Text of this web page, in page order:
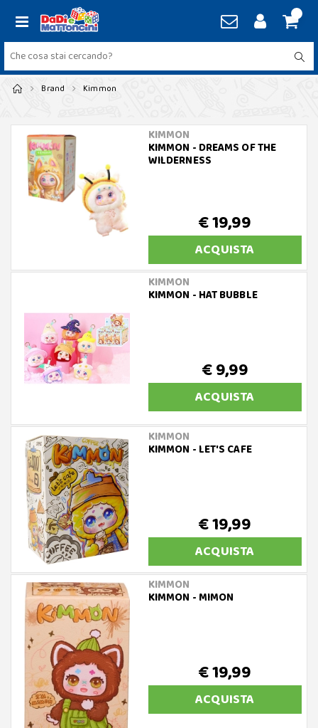
Brand Kimmon
KIMMON
KIMMON - DREAMS OF THE
WILDERNESS
€ 19,99
ACQUISTA
KIMMON
KIMMON - HAT BUBBLE
€ 9,99
ACQUISTA
KIMMON
KIMMON - LET'S CAFE
€ 19,99
ACQUISTA
KIMMON
KIMMON - MIMON
€ 19,99
ACQUISTA